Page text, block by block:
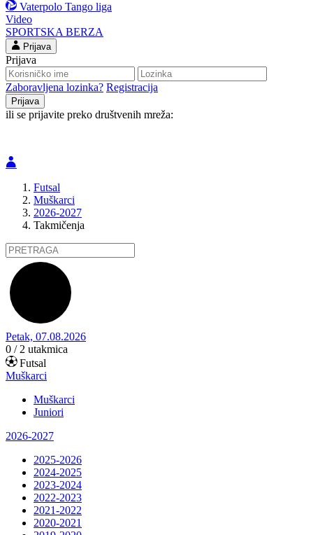
Vaterpolo Tango liga
Video
SPORTSKA BERZA
Prijava
Prijava
Zaboravljena lozinka? Registracija
ili se prijavite preko društvenih mreža:
Futsal
Muškarci
2026-2027
Takmičenja
Petak, 07.08.2026
0 / 2 utakmica
Futsal
Muškarci
Muškarci
Juniori
2026-2027
2025-2026
2024-2025
2023-2024
2022-2023
2021-2022
2020-2021